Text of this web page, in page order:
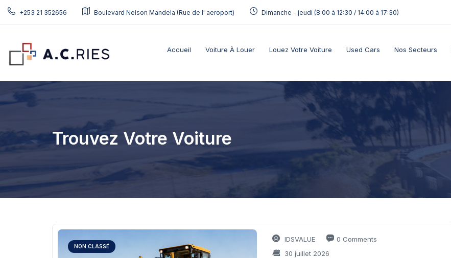
+253 21 352656 Boulevard Nelson Mandela (Rue de l' aeroport) Dimanche - jeudi (8:00 à 12:30 / 14:00 à 17:30)
Accueil Voiture À Louer Louez Votre Voiture Used Cars Nos Secteurs
Trouvez Votre Voiture
NON CLASSÉ
IDSVALUE
0 Comments
30 juillet 2026